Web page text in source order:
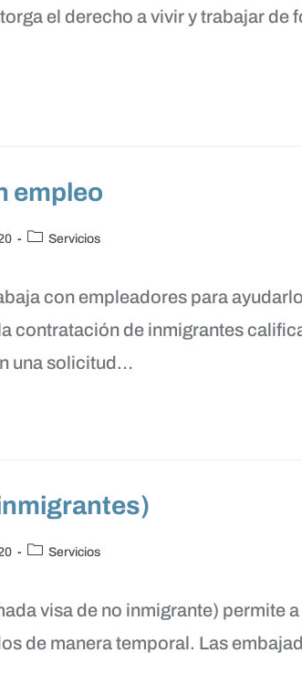
el derecho a vivir y trabajar de
empleo
Servicios
con empleadores para
contratación de inmigrantes
una solicitud…
Servicios
visa de no inmigrante) permite
de manera temporal. Las